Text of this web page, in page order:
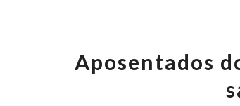
Aposentados